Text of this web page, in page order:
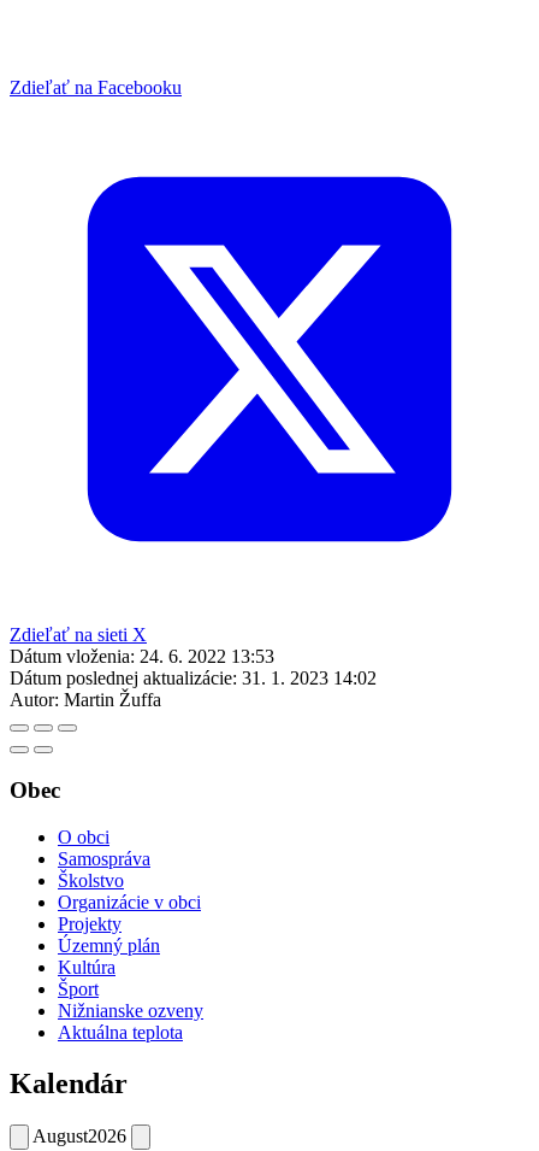
Zdieľať na Facebooku
Zdieľať na sieti X
Dátum vloženia: 24. 6. 2022 13:53
Dátum poslednej aktualizácie: 31. 1. 2023 14:02
Autor: Martin Žuffa
Obec
O obci
Samospráva
Školstvo
Organizácie v obci
Projekty
Územný plán
Kultúra
Šport
Nižnianske ozveny
Aktuálna teplota
Kalendár
August2026